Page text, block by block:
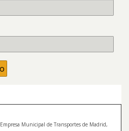
Empresa Municipal de Transportes de Madrid,